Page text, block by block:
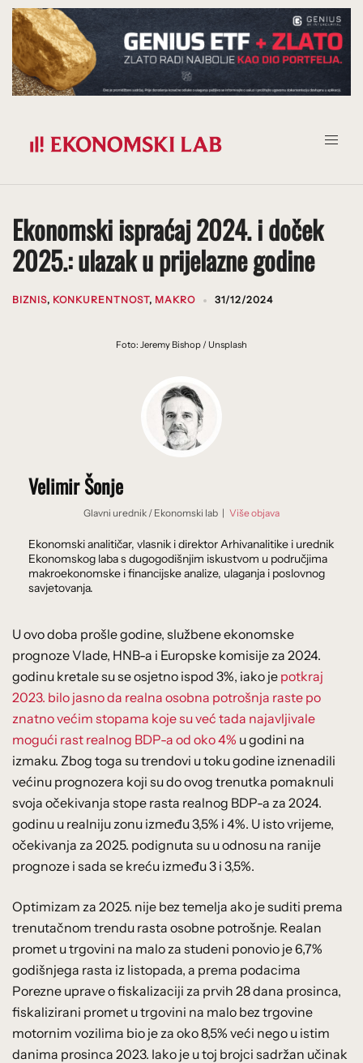
Prijeđi
na
sadržaj
Ekonomski ispraćaj 2024. i doček
2025.: ulazak u prijelazne godine
BIZNIS, KONKURENTNOST, MAKRO 31/12/2024
Foto: Jeremy Bishop / Unsplash
Velimir Šonje
Glavni urednik / Ekonomski lab | Više objava
Ekonomski analitičar, vlasnik i direktor Arhivanalitike i urednik
Ekonomskog laba s dugogodišnjim iskustvom u područjima
makroekonomske i financijske analize, ulaganja i poslovnog
savjetovanja.
U ovo doba prošle godine, službene ekonomske
prognoze Vlade, HNB-a i Europske komisije za 2024.
godinu kretale su se osjetno ispod 3%, iako je potkraj
2023. bilo jasno da realna osobna potrošnja raste po
znatno većim stopama koje su već tada najavljivale
mogući rast realnog BDP-a od oko 4% u godini na
izmaku. Zbog toga su trendovi u toku godine iznenadili
većinu prognozera koji su do ovog trenutka pomaknuli
svoja očekivanja stope rasta realnog BDP-a za 2024.
godinu u realniju zonu između 3,5% i 4%. U isto vrijeme,
očekivanja za 2025. podignuta su u odnosu na ranije
prognoze i sada se kreću između 3 i 3,5%.
Optimizam za 2025. nije bez temelja ako je suditi prema
trenutačnom trendu rasta osobne potrošnje. Realan
promet u trgovini na malo za studeni ponovio je 6,7%
godišnjega rasta iz listopada, a prema podacima
Porezne uprave o fiskalizaciji za prvih 28 dana prosinca,
fiskalizirani promet u trgovini na malo bez trgovine
motornim vozilima bio je za oko 8,5% veći nego u istim
danima prosinca 2023. Iako je u toj brojci sadržan učinak